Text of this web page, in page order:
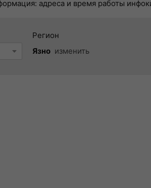
адреса и время работы
Регион
Язно изменить